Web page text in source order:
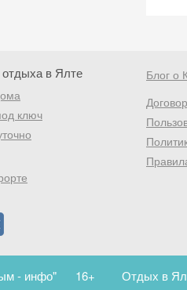
в Ялте
ключ
Блог о
- инфо" 16+ Отдых в